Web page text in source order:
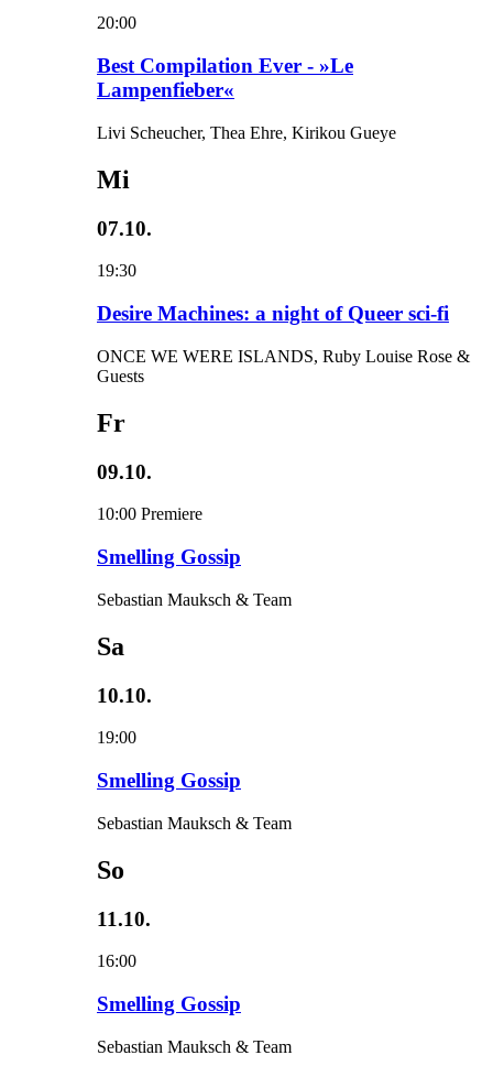
20:00
Best Compilation Ever - »Le
Lampenfieber«
Livi Scheucher, Thea Ehre, Kirikou Gueye
Mi
07.10.
19:30
Desire Machines: a night of Queer sci-fi
ONCE WE WERE ISLANDS, Ruby Louise Rose &
Guests
Fr
09.10.
10:00 Premiere
Smelling Gossip
Sebastian Mauksch & Team
Sa
10.10.
19:00
Smelling Gossip
Sebastian Mauksch & Team
So
11.10.
16:00
Smelling Gossip
Sebastian Mauksch & Team